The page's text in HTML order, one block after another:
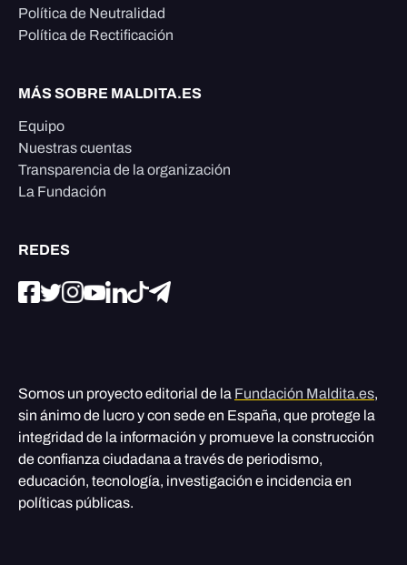
Política de Neutralidad
Política de Rectificación
MÁS SOBRE MALDITA.ES
Equipo
Nuestras cuentas
Transparencia de la organización
La Fundación
REDES
Somos un proyecto editorial de la Fundación Maldita.es,
sin ánimo de lucro y con sede en España, que protege la
integridad de la información y promueve la construcción
de confianza ciudadana a través de periodismo,
educación, tecnología, investigación e incidencia en
políticas públicas.